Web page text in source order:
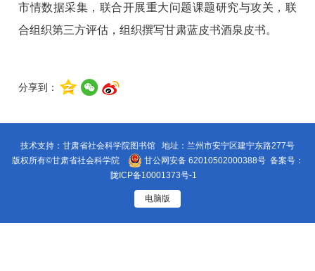
市情数据采集，联合开展重大问题课题研究与攻关，联
合组织第三方评估，组织撰写甘肃蓝皮书酒泉皮书。
分享到：
技术支持：甘肃省社会科学院图书馆 地址：兰州市安宁区建宁东路277号
版权所有©甘肃省社会科学院
甘公网安备 62010502000388号备案号：
陇ICP备10001373号-1
电脑版